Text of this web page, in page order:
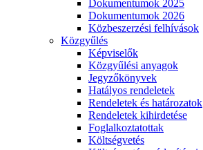
Dokumentumok 2025
Dokumentumok 2026
Közbeszerzési felhívások
Közgyűlés
Képviselők
Közgyűlési anyagok
Jegyzőkönyvek
Hatályos rendeletek
Rendeletek és határozatok
Rendeletek kihirdetése
Foglalkoztatottak
Költségvetés